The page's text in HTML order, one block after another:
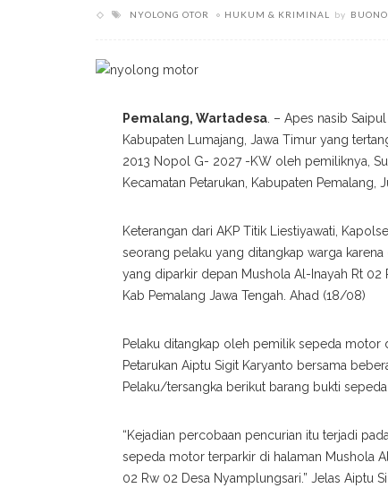
NYOLONG OTOR HUKUM & KRIMINAL by BUONO
Pemalang, Wartadesa. – Apes nasib
Kabupaten Lumajang, Jawa Timur yang
2013 Nopol G- 2027 -KW oleh pemiliknya,
Kecamatan Petarukan, Kabupaten Pemalang,
Keterangan dari AKP Titik Liestiyawati,
seorang pelaku yang ditangkap warga
yang diparkir depan Mushola Al-Inayah Rt 02
Kab Pemalang Jawa Tengah. Ahad (18/08)
Pelaku ditangkap oleh pemilik sepeda motor
Petarukan Aiptu Sigit Karyanto bersama
Pelaku/tersangka berikut barang bukti
“Kejadian percobaan pencurian itu terjadi
sepeda motor terparkir di halaman Mushola
02 Rw 02 Desa Nyamplungsari.” Jelas Aiptu